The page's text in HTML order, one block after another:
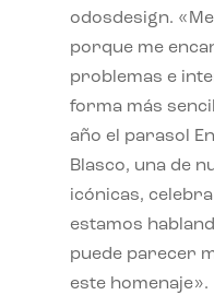
odosdesign.
porque me
problemas e
forma más
año el parasol
Blasco, una de
icónicas,
estamos
puede parecer
este homenaje».